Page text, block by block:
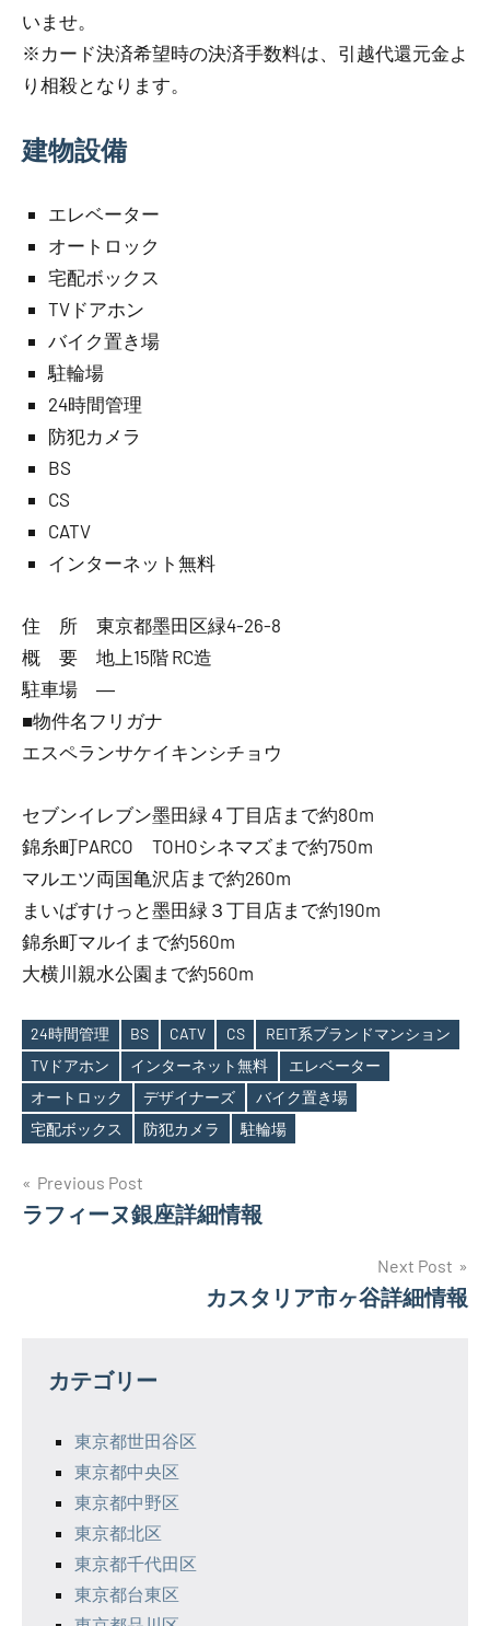
いませ。
※カード決済希望時の決済手数料は、引越代還元金よ
り相殺となります。
建物設備
エレベーター
オートロック
宅配ボックス
TVドアホン
バイク置き場
駐輪場
24時間管理
防犯カメラ
BS
CS
CATV
インターネット無料
住 所 東京都墨田区緑4-26-8
概 要 地上15階 RC造
駐車場 ―
■物件名フリガナ
エスペランサケイキンシチョウ
セブンイレブン墨田緑４丁目店まで約80m
錦糸町PARCO TOHOシネマズまで約750m
マルエツ両国亀沢店まで約260m
まいばすけっと墨田緑３丁目店まで約190m
錦糸町マルイまで約560m
大横川親水公園まで約560m
Tags
24時間管理 BS CATV CS
REIT系ブランドマンション
TVドアホン
インターネット無料
エレベーター
オートロック
デザイナーズ
バイク置き場
宅配ボックス
防犯カメラ 駐輪場
投
稿
ー
Previous Post
ラフィーヌ銀座詳細情報
Next Post
カスタリア市ヶ谷詳細情報
カテゴリー
東京都世田谷区
東京都中央区
東京都中野区
東京都北区
東京都千代田区
東京都台東区